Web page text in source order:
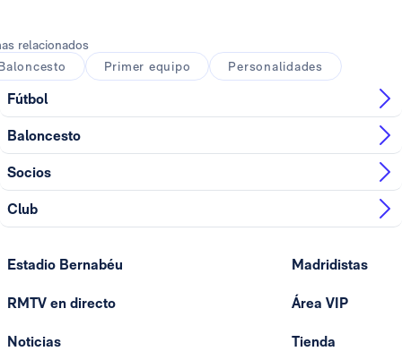
relacionados
Primer equipo Personalidades
Fútbol
Baloncesto
Socios
Club
Estadio Bernabéu
RMTV en directo
Noticias
Madridistas
Área VIP
Tienda